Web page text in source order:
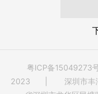
粤ICP备15049273
2023 | 深圳市丰